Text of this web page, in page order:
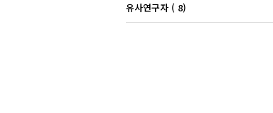
유사연구자 ( 8)